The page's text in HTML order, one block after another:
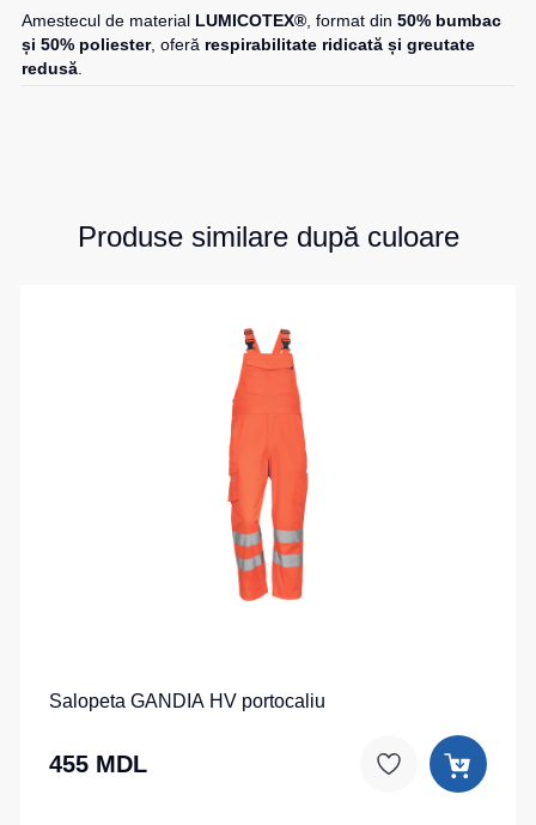
Amestecul de material LUMICOTEX® , format din 50% bumbac
și 50% poliester, oferă respirabilitate ridicată și greutate
redusă
Produse similare după culoare
Salopeta GANDIA HV portocaliu
455 MDL